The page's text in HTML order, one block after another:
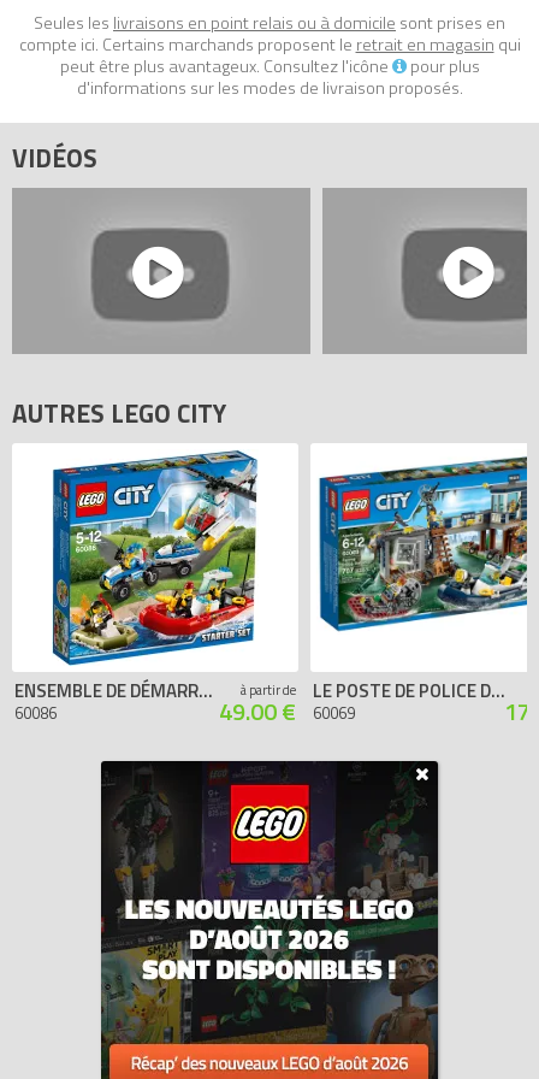
- un policier (HOL061)
- un bandit (CTY522)
- une fille (HOL059)
- deux garçons (HOL058 et HOL057)
Tous les prix du
2015 (City Advent Calendar 2015)sur Avenue de la brique,
Codes EAN du LEGO City 60099 : 5702015350921,
0673419230919.
Seules les livraisons en point relais ou à domicile sont prises en
compte ici. Certains marchands proposent le retrait en magasin qui
peut être plus avantageux. Consultez l'icône
pour plus
d'informations sur les modes de livraison proposés.
VIDÉOS
AUTRES LEGO CITY
ENSEMBLE DE DÉMARRAGE LEGO CITY
60086
à partir de
49.00 €
LE POSTE DE POLICE DES MARAIS
60069